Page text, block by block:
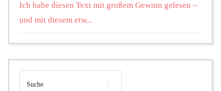
Ich habe diesen Text mit großem Gewinn gelesen –
und mit diesem etw...